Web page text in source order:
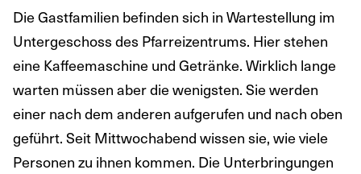
Die Gastfamilien befinden sich in Wartestellung im
Untergeschoss des Pfarreizentrums. Hier stehen
eine Kaffeemaschine und Getränke. Wirklich lange
warten müssen aber die wenigsten. Sie werden
einer nach dem anderen aufgerufen und nach oben
geführt. Seit Mittwochabend wissen sie, wie viele
Personen zu ihnen kommen. Die Unterbringungen